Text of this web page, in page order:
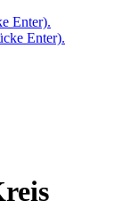
Enter).
Enter).